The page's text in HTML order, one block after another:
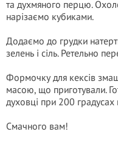
та духмяного перцю.
нарізаємо кубиками.
Додаємо до грудки
зелень і сіль. Ретельно
Формочку для кексів
масою, що приготували.
духовці при 200
Смачного вам!